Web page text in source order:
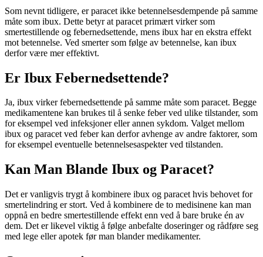
Som nevnt tidligere, er paracet ikke betennelsesdempende på samme
måte som ibux. Dette betyr at paracet primært virker som
smertestillende og febernedsettende, mens ibux har en ekstra effekt
mot betennelse. Ved smerter som følge av betennelse, kan ibux
derfor være mer effektivt.
Er Ibux Febernedsettende?
Ja, ibux virker febernedsettende på samme måte som paracet. Begge
medikamentene kan brukes til å senke feber ved ulike tilstander, som
for eksempel ved infeksjoner eller annen sykdom. Valget mellom
ibux og paracet ved feber kan derfor avhenge av andre faktorer, som
for eksempel eventuelle betennelsesaspekter ved tilstanden.
Kan Man Blande Ibux og Paracet?
Det er vanligvis trygt å kombinere ibux og paracet hvis behovet for
smertelindring er stort. Ved å kombinere de to medisinene kan man
oppnå en bedre smertestillende effekt enn ved å bare bruke én av
dem. Det er likevel viktig å følge anbefalte doseringer og rådføre seg
med lege eller apotek før man blander medikamenter.